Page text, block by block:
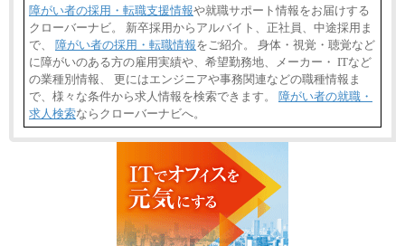
障がい者の採用・転職支援情報や就職サポート情報をお届けする
クローバーナビ。 新卒採用からアルバイト、正社員、中途採用ま
で、 障がい者の採用・転職情報をご紹介。 身体・視覚・聴覚など
に障がいのある方の雇用実績や、希望勤務地、メーカー・ ITなど
の業種別情報、 更にはエンジニアや事務関連などの職種情報ま
で、様々な条件から求人情報を検索できます。 障がい者の就職・
求人検索ならクローバーナビへ。